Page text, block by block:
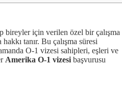
bireyler için verilen özel bir çalışma
tanır. Bu çalışma süresi
O-1 vizesi sahipleri, eşleri ve
Amerika O-1 vizesi başvurusu